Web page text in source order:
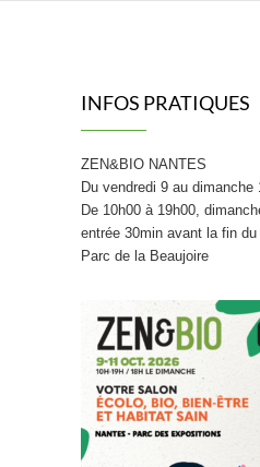
INFOS PRATIQUES
ZEN&BIO NANTES
Du vendredi 9 au dimanche
De 10h00 à 19h00,
entrée 30min avant la fin du
Parc de la Beaujoire